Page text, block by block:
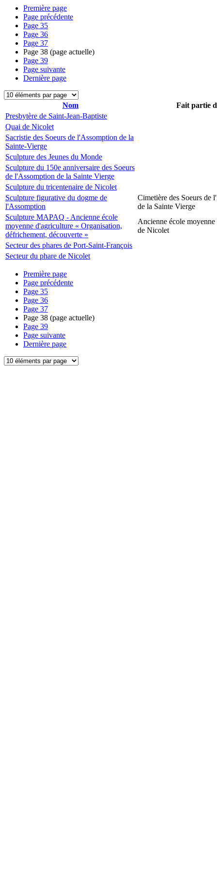
Première page
Page précédente
Page 35
Page 36
Page 37
Page 38 (page actuelle)
Page 39
Page suivante
Dernière page
Nom
Fait partie
Presbytère de Saint-Jean-Baptiste
Quai de Nicolet
Sacristie des Soeurs de l'Assomption de la
Sainte-Vierge
Sculpture des Jeunes du Monde
Sculpture du 150e anniversaire des Soeurs
de l'Assomption de la Sainte Vierge
Sculpture du tricentenaire de Nicolet
Sculpture figurative du dogme de
l'Assomption
Cimetière des Soeurs de
de la Sainte Vierge
Sculpture MAPAQ - Ancienne école
moyenne d'agriculture « Organisation,
défrichement, découverte »
Ancienne école
de Nicolet
Secteur des phares de Port-Saint-François
Secteur du phare de Nicolet
Première page
Page précédente
Page 35
Page 36
Page 37
Page 38 (page actuelle)
Page 39
Page suivante
Dernière page